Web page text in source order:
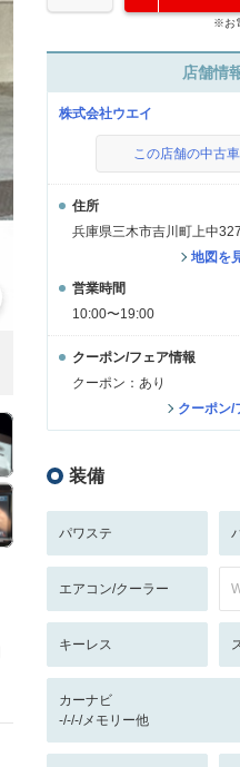
※お
店舗情
株式会社ウエイ
この店舗の中古
住所
兵庫県三木市吉川町上中327
地図を
営業時間
10:00〜19:00
クーポン/フェア情報
クーポン：あり
クーポン/
装備
パワステ
エアコン/クーラー
キーレス
カーナビ
-/-/-/メモリー他